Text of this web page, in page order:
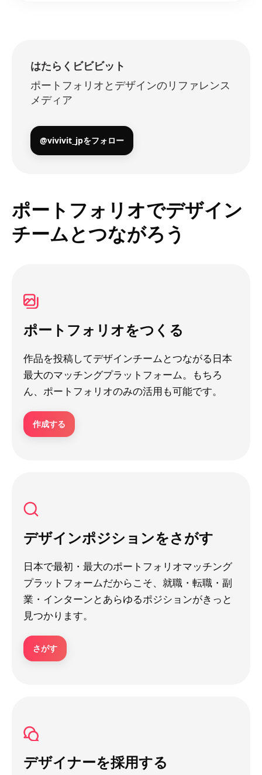
はたらくビビビット
ポートフォリオとデザインのリファレンス
メディア
@vivivit_jpをフォロー
ポートフォリオでデザイン
チームとつながろう
ポートフォリオをつくる
作品を投稿してデザインチームとつながる日本
最大のマッチングプラットフォーム。もちろ
ん、ポートフォリオのみの活用も可能です。
作成する
デザインポジションをさがす
日本で最初・最大のポートフォリオマッチング
プラットフォームだからこそ、就職・転職・副
業・インターンとあらゆるポジションがきっと
見つかります。
さがす
デザイナーを採用する